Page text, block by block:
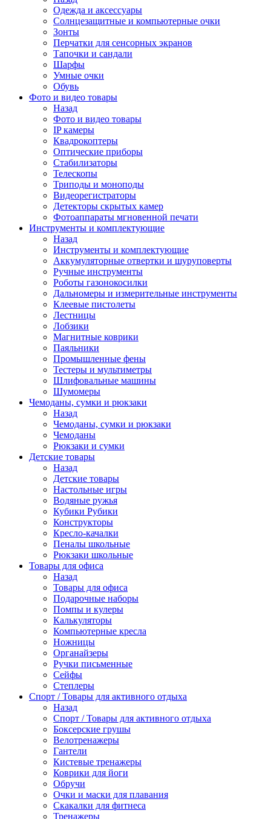
Одежда и аксессуары
Солнцезащитные и компьютерные очки
Зонты
Перчатки для сенсорных экранов
Тапочки и сандали
Шарфы
Умные очки
Обувь
Фото и видео товары
Назад
Фото и видео товары
IP камеры
Квадрокоптеры
Оптические приборы
Стабилизаторы
Телескопы
Триподы и моноподы
Видеорегистраторы
Детекторы скрытых камер
Фотоаппараты мгновенной печати
Инструменты и комплектующие
Назад
Инструменты и комплектующие
Аккумуляторные отвертки и шуруповерты
Ручные инструменты
Роботы газонокосилки
Дальномеры и измерительные инструменты
Клеевые пистолеты
Лестницы
Лобзики
Магнитные коврики
Паяльники
Промышленные фены
Тестеры и мультиметры
Шлифовальные машины
Шумомеры
Чемоданы, сумки и рюкзаки
Назад
Чемоданы, сумки и рюкзаки
Чемоданы
Рюкзаки и сумки
Детские товары
Назад
Детские товары
Настольные игры
Водяные ружья
Кубики Рубики
Конструкторы
Кресло-качалки
Пеналы школьные
Рюкзаки школьные
Товары для офиса
Назад
Товары для офиса
Подарочные наборы
Помпы и кулеры
Калькуляторы
Компьютерные кресла
Ножницы
Органайзеры
Ручки письменные
Сейфы
Степлеры
Спорт / Товары для активного отдыха
Назад
Спорт / Товары для активного отдыха
Боксерские грушы
Велотренажеры
Гантели
Кистевые тренажеры
Коврики для йоги
Обручи
Очки и маски для плавания
Скакалки для фитнеса
Тренажеры